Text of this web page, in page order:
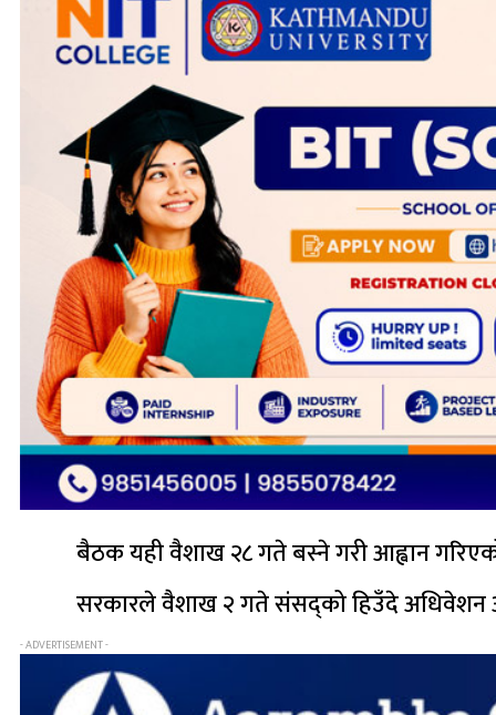
बैठक यही वैशाख २८ गते बस्ने गरी आह्वान
सरकारले वैशाख २ गते संसद्को हिउँदे अधिवेशन
- ADVERTISEMENT -